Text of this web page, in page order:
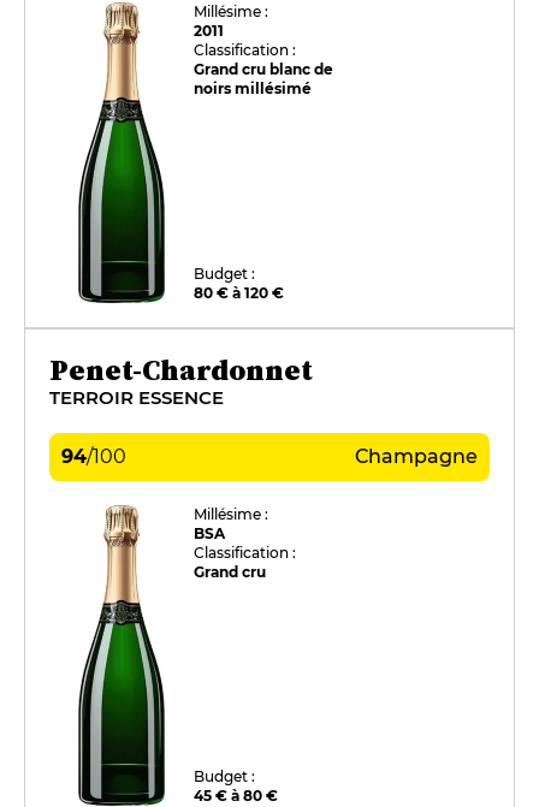
Millésime :
2011
Classification :
Grand cru blanc de
noirs millésimé
Budget :
80 € à 120 €
Penet-Chardonnet
TERROIR ESSENCE
94/100 Champagne
Millésime :
BSA
Classification :
Grand cru
Budget :
45 € à 80 €